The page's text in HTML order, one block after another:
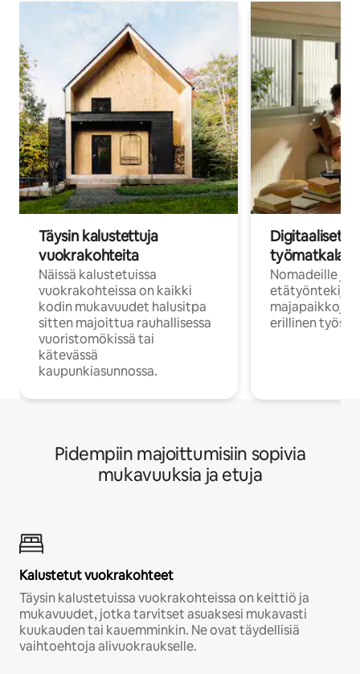
Täysin kalustettuja
vuokrakohteita
Näissä kalustetuissa
vuokrakohteissa on kaikki
kodin mukavuudet halusitpa
sitten majoittua rauhallisessa
vuoristomökissä tai
kätevässä
kaupunkiasunnossa.
Digitaaliset
Nomadeille ja
majapaikkoja,
erillinen
Pidempiin majoittumisiin sopivia
mukavuuksia ja etuja
Kalustetut vuokrakohteet
Täysin kalustetuissa vuokrakohteissa on keittiö ja
mukavuudet, jotka tarvitset asuaksesi mukavasti
kuukauden tai kauemminkin. Ne ovat täydellisiä
vaihtoehtoja alivuokraukselle.